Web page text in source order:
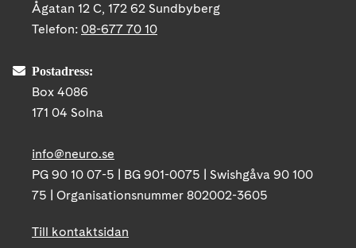
Ågatan 12 C, 172 62 Sundbyberg
Telefon: 08-677 70 10
Postadress:
Box 4086
171 04 Solna
info@neuro.se
PG 90 10 07-5 | BG 901-0075 | Swishgåva 90 100
75 | Organisationsnummer 802002-3605
Till kontaktsidan